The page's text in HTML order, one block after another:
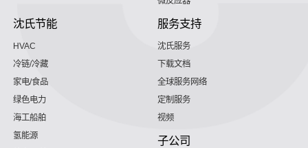
沈氏节能
HVAC
冷链/冷藏
家电/食品
绿色电力
海工船舶
氢能源
服务支持
沈氏服务
下载文档
全球服务网络
定制服务
视频
子公司